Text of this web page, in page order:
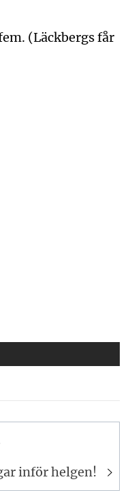
(Läckbergs får
inför helgen!